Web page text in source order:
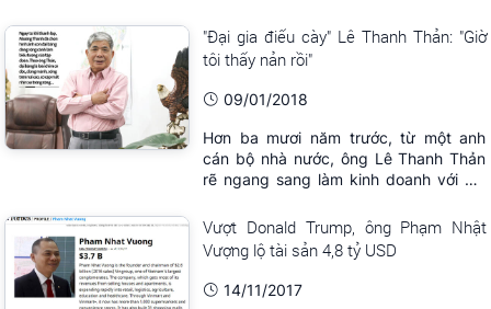
nhưng với riêng ông chủ hãng phim
Pixar nổi tiếng Ed Catmull thì đó là việc
có một thói quen buổi sáng lành mạnh
và khoa học.
"Đại gia điếu cày" Lê Thanh Thản: "Giờ
tôi thấy nản rồi"
09/01/2018
Hơn ba mươi năm trước, từ một anh
cán bộ nhà nước, ông Lê Thanh Thản
rẽ ngang sang làm kinh doanh với hai
thiếu, cơ chế thiếu, kinh nghiệm thiếu.
Ngày nay ông nổi tiếng với biệt danh
'đại gia điếu cày", nhưng ông Lê Thanh
Thản, Chủ tịch Tập đoàn Mường Thanh
Vượt Donald Trump, ông Phạm Nhật
Vượng lộ tài sản 4,8 tỷ USD
14/11/2017